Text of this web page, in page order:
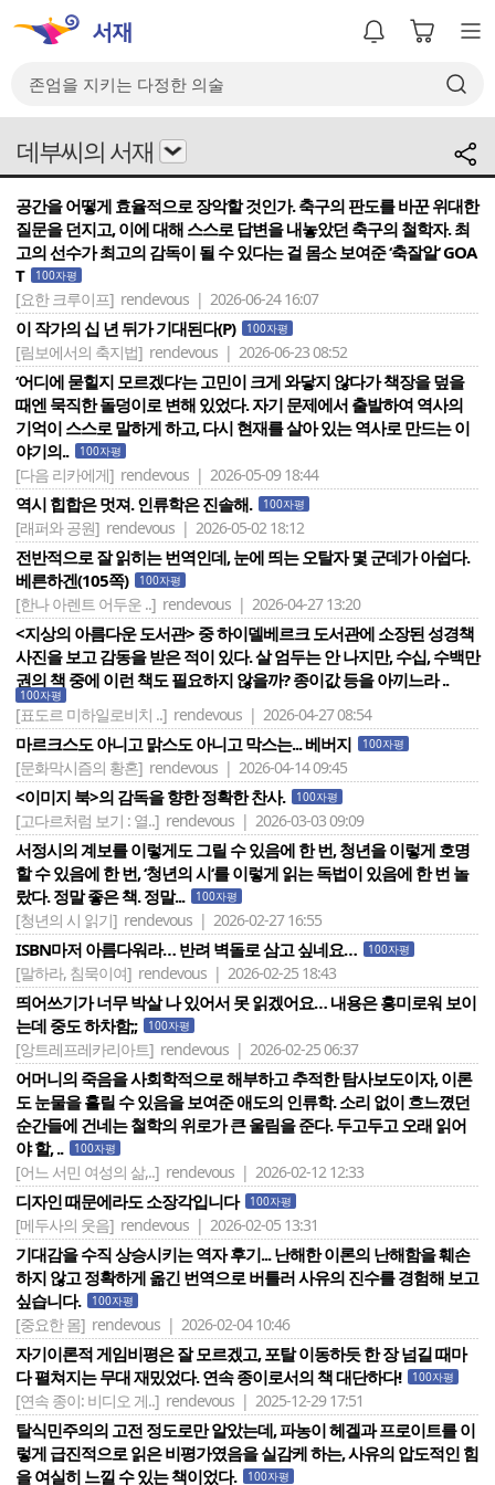
데부씨의 서재
공간을 어떻게 효율적으로 장악할 것인가. 축구의 판도를 바꾼 위대한
질문을 던지고, 이에 대해 스스로 답변을 내놓았던 축구의 철학자. 최
고의 선수가 최고의 감독이 될 수 있다는 걸 몸소 보여준 ‘축잘알‘ GOA
T
100자평
[요한 크루이프] rendevous | 2026-06-24 16:07
이 작가의 십 년 뒤가 기대된다(P) 100자평
[림보에서의 축지법] rendevous | 2026-06-23 08:52
‘어디에 묻힐지 모르겠다‘는 고민이 크게 와닿지 않다가 책장을 덮을
때엔 묵직한 돌덩이로 변해 있었다. 자기 문제에서 출발하여 역사의
기억이 스스로 말하게 하고, 다시 현재를 살아 있는 역사로 만드는 이
야기의..
100자평
[다음 리카에게] rendevous | 2026-05-09 18:44
역시 힙합은 멋져. 인류학은 진솔해. 100자평
[래퍼와 공원] rendevous | 2026-05-02 18:12
전반적으로 잘 읽히는 번역인데, 눈에 띄는 오탈자 몇 군데가 아쉽다.
베른하겐(105쪽)
100자평
[한나 아렌트 어두운 ..] rendevous | 2026-04-27 13:20
<지상의 아름다운 도서관> 중 하이델베르크 도서관에 소장된 성경책
사진을 보고 감동을 받은 적이 있다. 살 엄두는 안 나지만, 수십, 수백만
권의 책 중에 이런 책도 필요하지 않을까? 종이값 등을 아끼느라 ..
100자평
[표도르 미하일로비치 ..] rendevous | 2026-04-27 08:54
마르크스도 아니고 맑스도 아니고 막스는... 베버지 100자평
[문화막시즘의 황혼] rendevous | 2026-04-14 09:45
<이미지 북>의 감독을 향한 정확한 찬사. 100자평
[고다르처럼 보기 : 열..] rendevous | 2026-03-03 09:09
서정시의 계보를 이렇게도 그릴 수 있음에 한 번, 청년을 이렇게 호명
할 수 있음에 한 번, ‘청년의 시‘를 이렇게 읽는 독법이 있음에 한 번 놀
랐다. 정말 좋은 책. 정말...
100자평
[청년의 시 읽기] rendevous | 2026-02-27 16:55
ISBN마저 아름다워라… 반려 벽돌로 삼고 싶네요… 100자평
[말하라, 침묵이여] rendevous | 2026-02-25 18:43
띄어쓰기가 너무 박살 나 있어서 못 읽겠어요… 내용은 흥미로워 보이
는데 중도 하차함;;
100자평
[앙트레프레카리아트] rendevous | 2026-02-25 06:37
어머니의 죽음을 사회학적으로 해부하고 추적한 탐사보도이자, 이론
도 눈물을 흘릴 수 있음을 보여준 애도의 인류학. 소리 없이 흐느꼈던
순간들에 건네는 철학의 위로가 큰 울림을 준다. 두고두고 오래 읽어
야 할, ..
100자평
[어느 서민 여성의 삶,..] rendevous | 2026-02-12 12:33
디자인 때문에라도 소장각입니다 100자평
[메두사의 웃음] rendevous | 2026-02-05 13:31
기대감을 수직 상승시키는 역자 후기... 난해한 이론의 난해함을 훼손
하지 않고 정확하게 옮긴 번역으로 버틀러 사유의 진수를 경험해 보고
싶습니다.
100자평
[중요한 몸] rendevous | 2026-02-04 10:46
자기이론적 게임비평은 잘 모르겠고, 포탈 이동하듯 한 장 넘길 때마
다 펼쳐지는 무대 재밌었다. 연속 종이로서의 책 대단하다!
100자평
[연속 종이: 비디오 게..] rendevous | 2025-12-29 17:51
탈식민주의의 고전 정도로만 알았는데, 파농이 헤겔과 프로이트를 이
렇게 급진적으로 읽은 비평가였음을 실감케 하는, 사유의 압도적인 힘
을 여실히 느낄 수 있는 책이었다.
100자평